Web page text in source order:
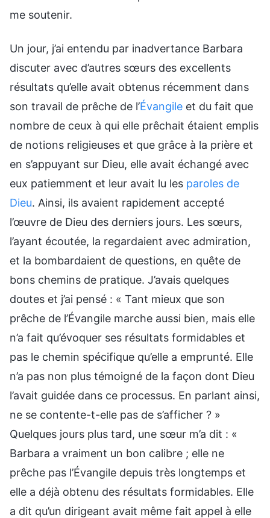
me soutenir.
Un jour, j’ai entendu par inadvertance Barbara
discuter avec d’autres sœurs des excellents
résultats qu’elle avait obtenus récemment dans
son travail de prêche de l’Évangile et du fait que
nombre de ceux à qui elle prêchait étaient emplis
de notions religieuses et que grâce à la prière et
en s’appuyant sur Dieu, elle avait échangé avec
eux patiemment et leur avait lu les paroles de
Dieu. Ainsi, ils avaient rapidement accepté
l’œuvre de Dieu des derniers jours. Les sœurs,
l’ayant écoutée, la regardaient avec admiration,
et la bombardaient de questions, en quête de
bons chemins de pratique. J’avais quelques
doutes et j’ai pensé : « Tant mieux que son
prêche de l’Évangile marche aussi bien, mais elle
n’a fait qu’évoquer ses résultats formidables et
pas le chemin spécifique qu’elle a emprunté. Elle
n’a pas non plus témoigné de la façon dont Dieu
l’avait guidée dans ce processus. En parlant ainsi,
ne se contente-t-elle pas de s’afficher ? »
Quelques jours plus tard, une sœur m’a dit : «
Barbara a vraiment un bon calibre ; elle ne
prêche pas l’Évangile depuis très longtemps et
elle a déjà obtenu des résultats formidables. Elle
a dit qu’un dirigeant avait même fait appel à elle